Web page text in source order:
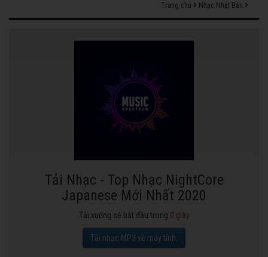
Trang chủ Nhạc Nhật Bản
Tải Nhạc - Top Nhạc NightCore
Japanese Mới Nhất 2020
Tải xuống sẽ bắt đầu trong 0 giây
Tải nhạc MP3 về máy tính.